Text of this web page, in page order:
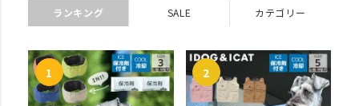
ランキング SALE カテゴリー